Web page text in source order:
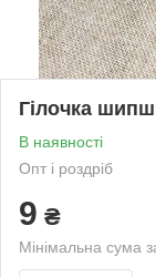
Гілочка
В наявності
Опт і роздріб
9 ₴
Мінімальна сума